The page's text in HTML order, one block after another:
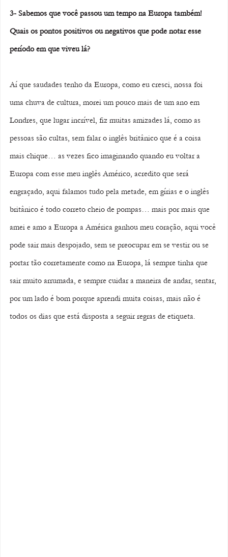
3- Sabemos que você passou um tempo na Europa também!
Quais os pontos positivos ou negativos que pode notar esse
período em que viveu lá?
Aí que saudades tenho da Europa, como eu cresci, nossa foi
uma chuva de cultura, morei um pouco mais de um ano em
Londres, que lugar incrível, fiz muitas amizades lá, como as
pessoas são cultas, sem falar o inglês britânico que é a coisa
mais chique… as vezes fico imaginando quando eu voltar a
Europa com esse meu inglês Américo, acredito que será
engraçado, aqui falamos tudo pela metade, em gírias e o inglês
britânico é todo correto cheio de pompas… mais por mais que
amei e amo a Europa a América ganhou meu coração, aqui você
pode sair mais despojado, sem se preocupar em se vestir ou se
portar tão corretamente como na Europa, lá sempre tinha que
sair muito arrumada, e sempre cuidar a maneira de andar, sentar,
por um lado é bom porque aprendi muita coisas, mais não é
todos os dias que está disposta a seguir regras de etiqueta.